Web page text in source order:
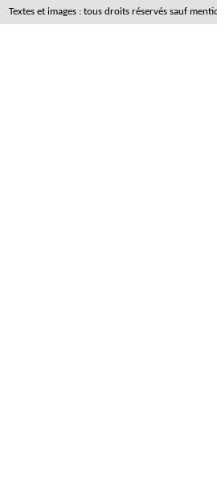
Textes et images : tous droits réservés sauf